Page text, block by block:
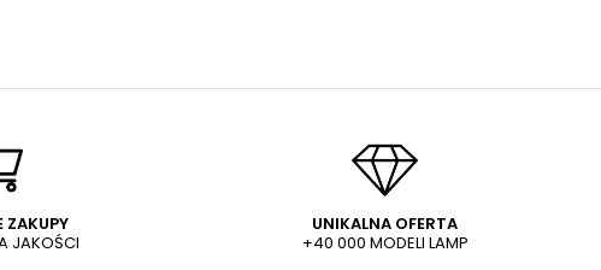
ZAKUPY
JAKOŚCI
UNIKALNA OFERTA
+40 000 MODELI LAMP